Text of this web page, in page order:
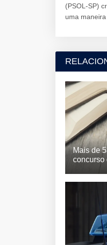
(PSOL-SP)
uma
Mais de
concurso